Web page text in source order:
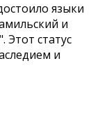
языки
и
Этот статус
и